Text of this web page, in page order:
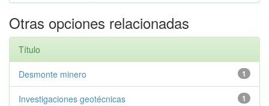
Otras opciones relacionadas
Título
1
Desmonte minero
1
Investigaciones geotécnicas